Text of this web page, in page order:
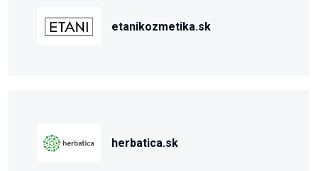
etanikozmetika.sk
herbatica.sk